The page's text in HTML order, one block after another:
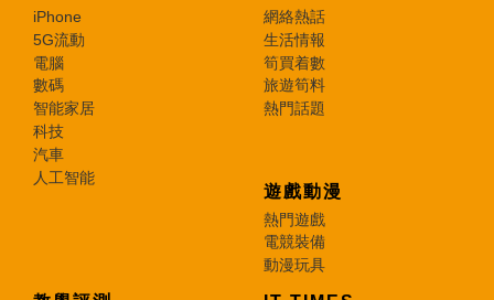
iPhone
5G流動
電腦
數碼
智能家居
科技
汽車
人工智能
網絡熱話
生活情報
筍買着數
旅遊筍料
熱門話題
遊戲動漫
熱門遊戲
電競裝備
動漫玩具